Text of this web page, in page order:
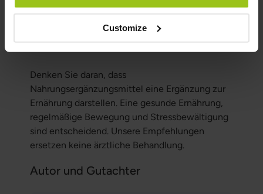
Customize
B-Vitamine
Leberentgiftung
Denken Sie daran, dass
Nahrungsergänzungsmittel eine Ergänzung zur
Ernährung darstellen. Eine gesunde Ernährung,
regelmäßige Bewegung und Stressbewältigung
sind entscheidend. Unsere Empfehlungen
ersetzen keine ärztliche Behandlung.
Autor und Gutachter